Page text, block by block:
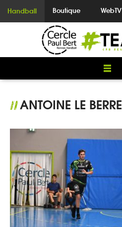
Handball Boutique WebTV
//ANTOINE LE BERRE